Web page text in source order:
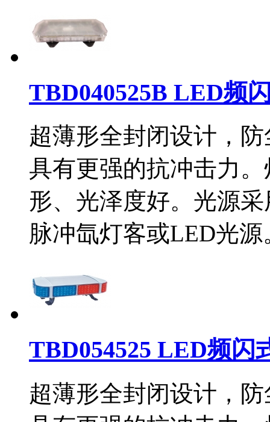
TBD040525B LED频
超薄形全封闭设计，
具有更强的抗冲击力
形、光泽度好。光源
脉冲氙灯客或LED光
TBD054525 LED频闪
超薄形全封闭设计，